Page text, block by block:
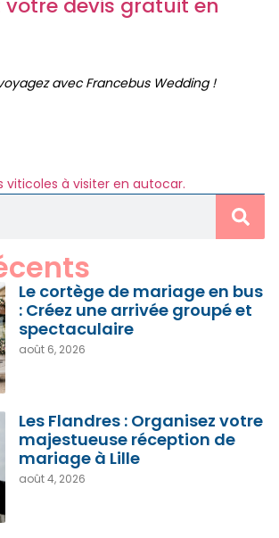
votre devis gratuit en
avec Francebus Wedding !
viticoles à visiter en autocar.
Le cortège de mariage en bus
: Créez une arrivée groupé et
spectaculaire
août 6, 2026
Les Flandres : Organisez votre
majestueuse réception de
mariage à Lille
août 4, 2026